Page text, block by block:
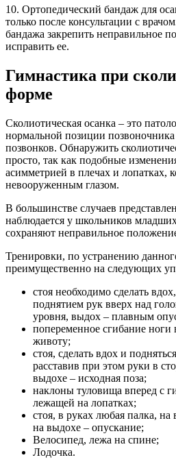
10. Ортопедический бандаж для
только после консультации с
бандажа закрепить неправильное
исправить ее.
Гимнастика при
форме
Сколиотическая осанка – это
нормальной позиции
позвонков. Обнаружить
просто, так как подобные
асимметрией в плечах и лопатках,
невооруженным глазом.
В большинстве случаев
наблюдается у школьников
сохраняют неправильное
Тренировки, по устранению
преимущественно на следующих
стоя необходимо сделать
поднятием рук вверх над
уровня, выдох – плавным
попеременное сгибание ноги
животу;
стоя, сделать вдох и
расставив при этом руки в
выдохе – исходная поза;
наклоны туловища вперед с
лежащей на лопатках;
стоя, в руках любая палка, на
на выдохе – опускание;
Велосипед, лежа на спине;
Лодочка.